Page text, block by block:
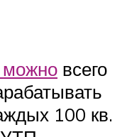
можно всего
100 кв.